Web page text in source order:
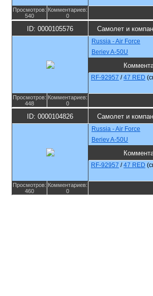
Просмотров:
540
Комментариев:
0
ID: 0000105576 Самолет и
Russia - Air Force
Beriev A-50U
RF-92957 /47 RED
Просмотров:
448
Комментариев:
0
ID: 0000104826 Самолет и
Russia - Air Force
Beriev A-50U
RF-92957 /47 RED
Просмотров:
460
Комментариев:
0